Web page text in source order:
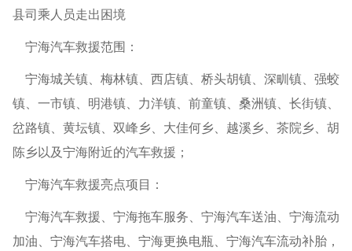
县司乘人员走出困境
宁海汽车救援范围：
宁海城关镇、梅林镇、西店镇、桥头胡镇、深甽镇、强蛟
镇、一市镇、明港镇、力洋镇、前童镇、桑洲镇、长街镇、
岔路镇、黄坛镇、双峰乡、大佳何乡、越溪乡、茶院乡、胡
陈乡以及宁海附近的汽车救援；
宁海汽车救援亮点项目：
宁海汽车救援、宁海拖车服务、宁海汽车送油、宁海流动
加油、宁海汽车搭电、宁海更换电瓶、宁海汽车流动补胎，